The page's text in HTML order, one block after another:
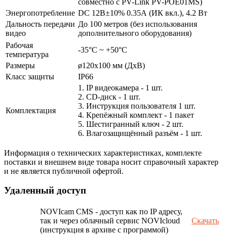
Энергопотребление DC 12В±10% 0.35А (ИК вкл.), 4.2 Вт
Дальность передачи
видео
До 100 метров (без использования
дополнительного оборудования)
Рабочая
температура
-35°С ~ +50°С
Размеры
ø120x100 мм (ДхВ)
Класс защиты
IP66
Комплектация
1. IP видеокамера - 1 шт.
2. СD-диск - 1 шт.
3. Инструкция пользователя 1 шт.
4. Крепёжный комплект - 1 пакет
5. Шестигранный ключ - 2 шт.
6. Влагозащищённый разъём - 1 шт.
Информация о технических характеристиках, комплекте
поставки и внешнем виде товара носит справочный характер
и не является публичной офертой.
Удаленный доступ
NOVIcam CMS - доступ как по IP адресу,
так и через облачный сервис NOVIcloud
(инструкция в архиве с программой)
Скачать